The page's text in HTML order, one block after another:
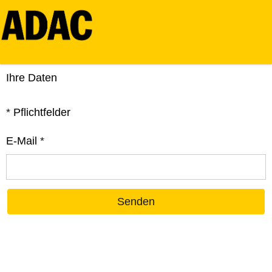
Ihre Daten
* Pflichtfelder
E-Mail *
Senden